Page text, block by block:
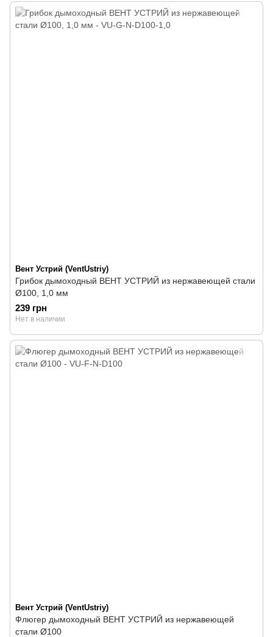
Вент Устрий (VentUstriy)
Грибок дымоходный ВЕНТ УСТРИЙ из нержавеющей стали
Ø100, 1,0 мм
239 грн
Нет в наличии
Вент Устрий (VentUstriy)
Флюгер дымоходный ВЕНТ УСТРИЙ из нержавеющей
стали Ø100